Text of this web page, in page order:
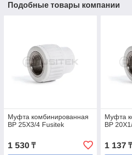
Подобные товары компании
Муфта комбинированная
ВР 25Х3/4 Fusitek
1 530 ₸
Муфта
ВР
1 137₸